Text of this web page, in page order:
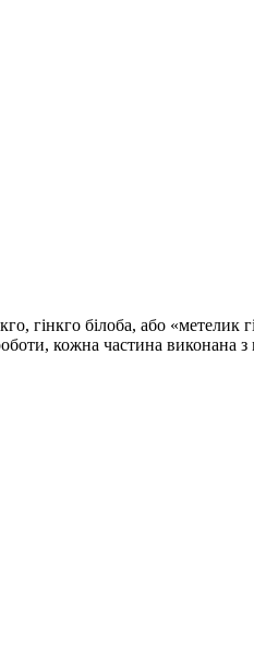
гінкго білоба, або
кожна частина виконана